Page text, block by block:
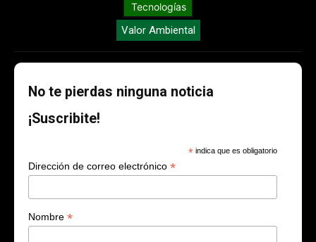
Tecnologías
Valor Ambiental
No te pierdas ninguna noticia
¡Suscribite!
* indica que es obligatorio
Dirección de correo electrónico *
Nombre *